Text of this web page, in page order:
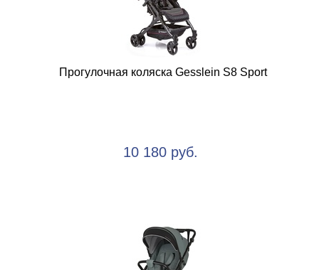
Прогулочная коляска Gesslein S8 Sport
10 180 руб.